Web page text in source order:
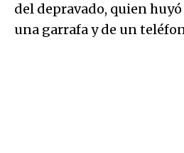
del depravado, quien
una garrafa y de un